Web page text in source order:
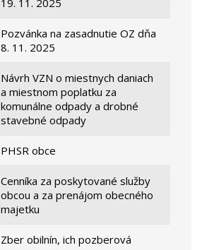
19. 11. 2025
Pozvánka na zasadnutie OZ dňa
8. 11. 2025
Návrh VZN o miestnych daniach
a miestnom poplatku za
komunálne odpady a drobné
stavebné odpady
PHSR obce
Cenníka za poskytované služby
obcou a za prenájom obecného
majetku
Zber obilnín, ich pozberová